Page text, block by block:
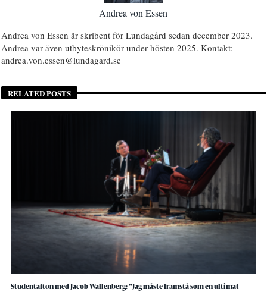
Andrea von Essen
Andrea von Essen är skribent för Lundagård sedan december 2023.
Andrea var även utbyteskrönikör under hösten 2025. Kontakt:
andrea.von.essen@lundagard.se
RELATED POSTS
Studentafton med Jacob Wallenberg: ”Jag måste framstå som en ultimat